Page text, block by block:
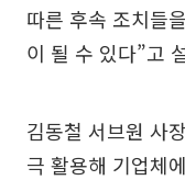
따른 후속 조치들
이 될 수 있다”고
김동철 서브원 사
극 활용해 기업체